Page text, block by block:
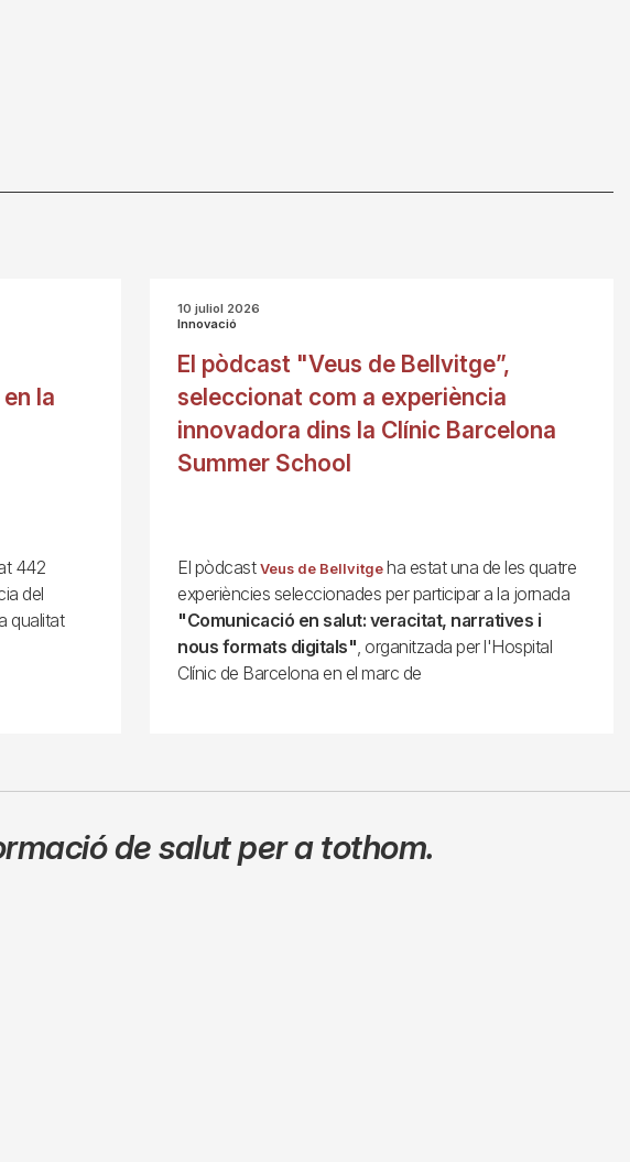
la
442
del
qualitat
10 juliol 2026
Innovació
El pòdcast "Veus de Bellvitge”,
seleccionat com a experiència
innovadora dins la Clínic Barcelona
Summer School
El pòdcast Veus de Bellvitgeha estat una de les quatre
experiències seleccionades per participar a la jornada
"Comunicació en salut: veracitat, narratives i
nous formats digitals", organitzada per l'Hospital
Clínic de Barcelona en el marc de
de salut per a tothom.